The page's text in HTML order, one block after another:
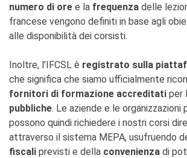
numero di ore e la frequenza delle
francese vengono definiti in base agli
alle disponibilità dei corsisti.
Inoltre, l’IFCSL è registrato sulla
che significa che siamo ufficialmente
fornitori di formazione accreditati per
pubbliche. Le aziende e le organizzazioni
possono quindi richiedere i nostri corsi
attraverso il sistema MEPA, usufruendo
fiscali previsti e della convenienza di